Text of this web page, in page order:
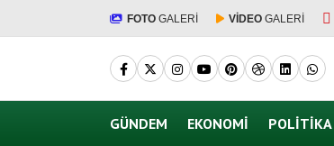
FOTO GALERİ VİDEO GALERİ
GÜNDEM EKONOMI POLITIKA